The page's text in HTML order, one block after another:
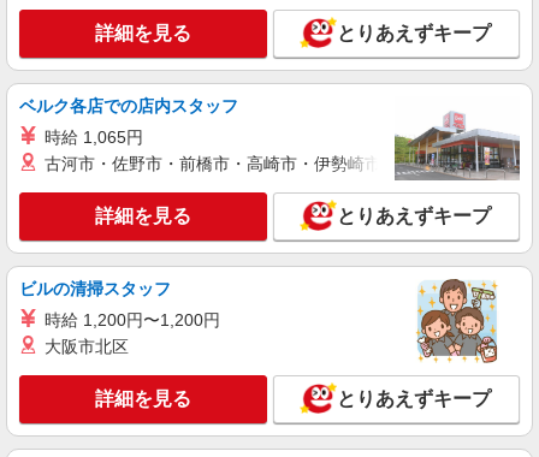
給1,500円 ◆高校生は時給1,087円 ※研修中も給与
の変動なし
三重県四日市市三ツ谷町1828
キープ
アルバイト パート
すき家 1国四日市八田店
すき家の店舗スタッフ（接客・調理・清掃な
ど）
時給1,180円 ※22:00〜翌5:00：時給1,475円 ※
高校生時給1,087円 ※早朝手当（5:00〜9:00）時給
＋150円
キープ 詳細を見る
パート
すき家 四日市塩浜店
詳細を見る とりあえずキープ
ベルク各店での店内スタッフ
時給 1,065円
古河市・佐野市・前橋市・高崎市・伊勢崎市・太田市・館林市
詳細を見る とりあえずキープ
ビルの清掃スタッフ
時給 1,200円〜1,200円
大阪市北区
詳細を見る とりあえずキープ